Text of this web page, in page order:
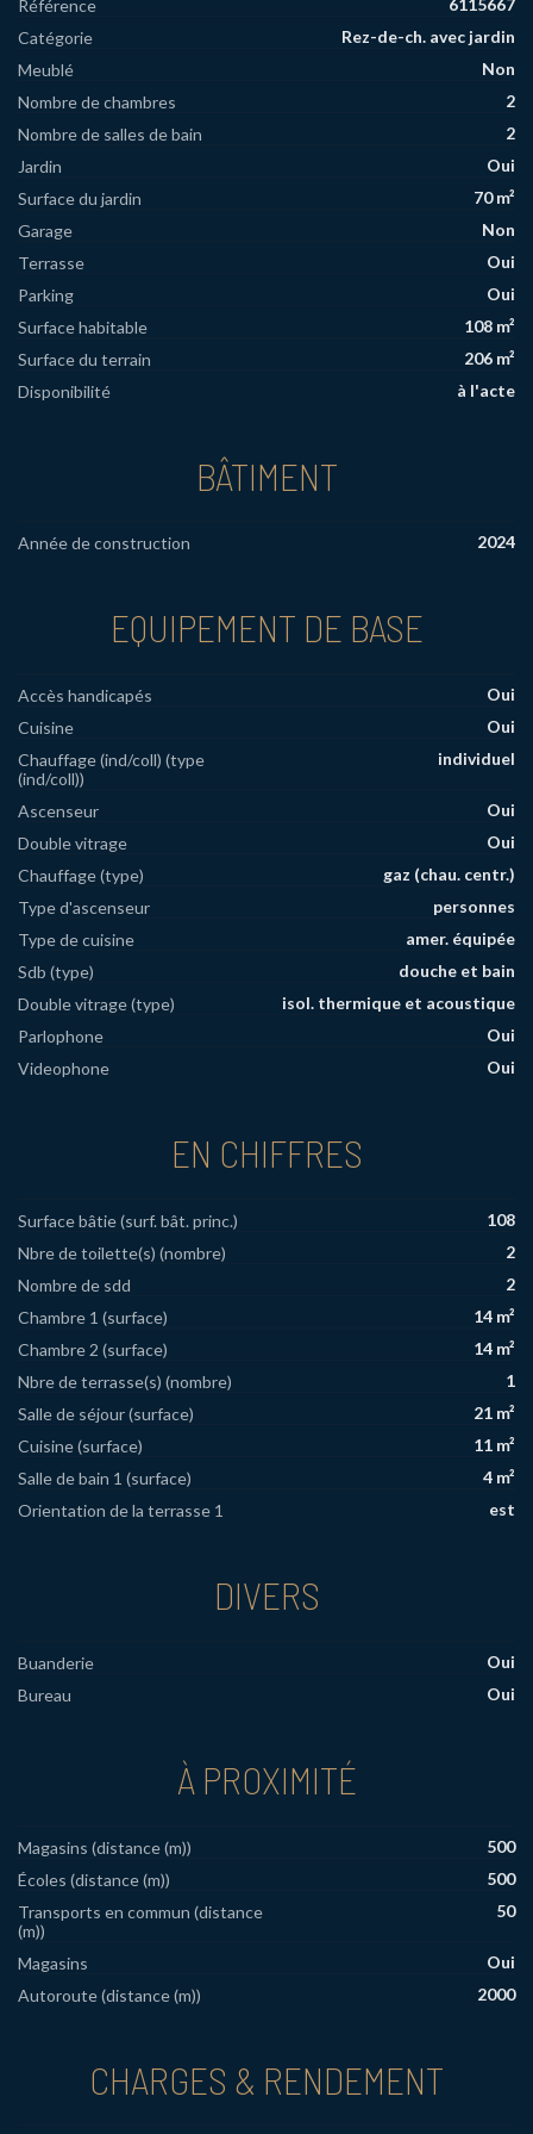
Référence
Catégorie
Rez-de-ch. avec jardin
Meublé
Non
Nombre de chambres
2
Nombre de salles de bain
2
Jardin
Oui
Surface du jardin
70 m²
Garage
Non
Terrasse
Oui
Parking
Oui
Surface habitable
108 m²
Surface du terrain
206 m²
Disponibilité
à l'acte
BÂTIMENT
Année de construction 2024
EQUIPEMENT DE BASE
Accès handicapés
Oui
Cuisine
Oui
Chauffage (ind/coll) (type
(ind/coll))
individuel
Ascenseur
Oui
Double vitrage
Oui
Chauffage (type)
gaz (chau. centr.)
Type d'ascenseur
personnes
Type de cuisine
amer. équipée
Sdb (type)
douche et bain
Double vitrage (type)
isol. thermique et acoustique
Parlophone
Oui
Videophone
Oui
EN CHIFFRES
Surface bâtie (surf. bât. princ.)
108
Nbre de toilette(s) (nombre)
2
Nombre de sdd
2
Chambre 1 (surface)
14 m²
Chambre 2 (surface)
14 m²
Nbre de terrasse(s) (nombre)
1
Salle de séjour (surface)
21 m²
Cuisine (surface)
11 m²
Salle de bain 1 (surface)
4 m²
Orientation de la terrasse 1
est
DIVERS
Buanderie
Oui
Bureau
Oui
À PROXIMITÉ
Magasins (distance (m))
500
Écoles (distance (m))
500
Transports en commun (distance
(m))
50
Magasins
Oui
Autoroute (distance (m))
2000
CHARGES & RENDEMENT